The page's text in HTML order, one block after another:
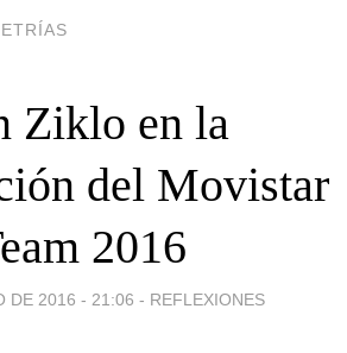
Ziklo en la
del Movistar
2016
DE 2016 - 21:06 - REFLEXIONES